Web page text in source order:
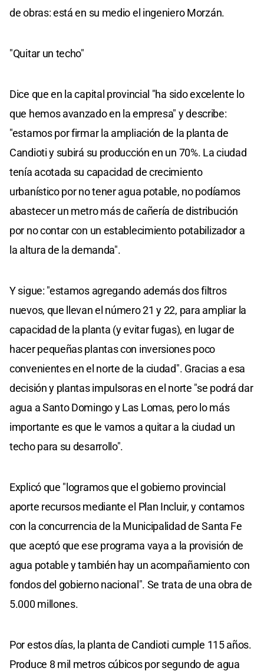
de obras: está en su medio el ingeniero Morzán.
"Quitar un techo"
Dice que en la capital provincial "ha sido excelente lo
que hemos avanzado en la empresa" y describe:
"estamos por firmar la ampliación de la planta de
Candioti y subirá su producción en un 70%. La ciudad
tenía acotada su capacidad de crecimiento
urbanístico por no tener agua potable, no podíamos
abastecer un metro más de cañería de distribución
por no contar con un establecimiento potabilizador a
la altura de la demanda".
Y sigue: "estamos agregando además dos filtros
nuevos, que llevan el número 21 y 22, para ampliar la
capacidad de la planta (y evitar fugas), en lugar de
hacer pequeñas plantas con inversiones poco
convenientes en el norte de la ciudad". Gracias a esa
decisión y plantas impulsoras en el norte "se podrá dar
agua a Santo Domingo y Las Lomas, pero lo más
importante es que le vamos a quitar a la ciudad un
techo para su desarrollo".
Explicó que "logramos que el gobierno provincial
aporte recursos mediante el Plan Incluir, y contamos
con la concurrencia de la Municipalidad de Santa Fe
que aceptó que ese programa vaya a la provisión de
agua potable y también hay un acompañamiento con
fondos del gobierno nacional". Se trata de una obra de
5.000 millones.
Por estos días, la planta de Candioti cumple 115 años.
Produce 8 mil metros cúbicos por segundo de agua